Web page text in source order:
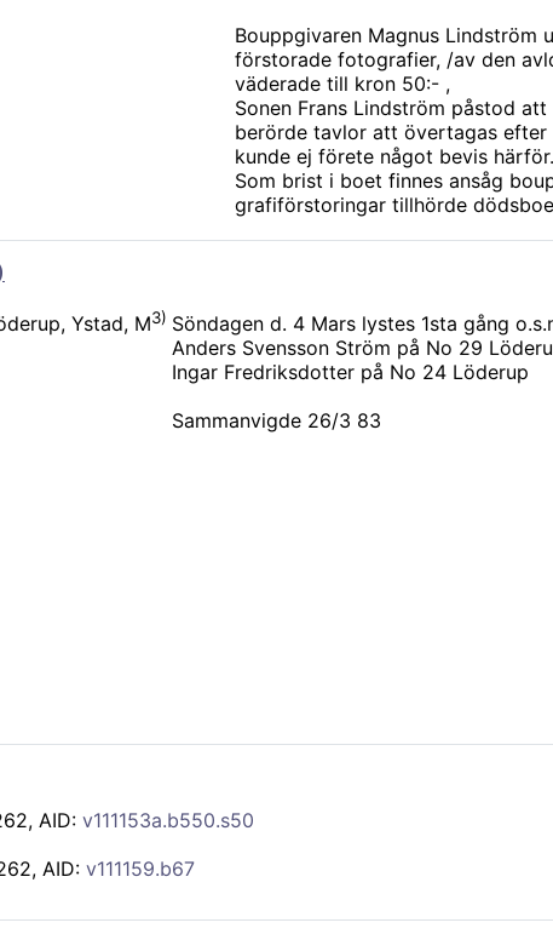
Bouppgivaren Magnus Lindström
förstorade fotografier, /av den
väderade till kron 50:- ,
Sonen Frans Lindström påstod
berörde tavlor att övertagas efter
kunde ej förete något bevis härför.
Som brist i boet finnes ansåg
grafiförstoringar tillhörde
Ystad, M3) Söndagen d. 4 Mars lystes 1sta gång
Anders Svensson Ström på No 29
Ingar Fredriksdotter på No 24 Löderup
Sammanvigde 26/3 83
, AID: v111153a.b550.s50
, AID: v111159.b67